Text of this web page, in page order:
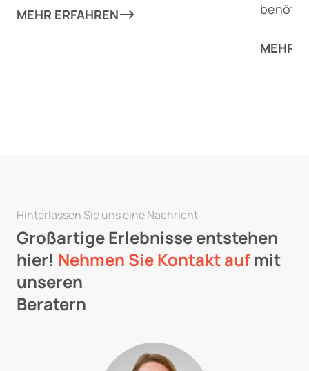
zentrierten Funktionen zu sammeln.
MEHR ERFAHREN
Ihnen
MEHR
Hinterlassen Sie uns eine Nachricht
Großartige Erlebnisse entstehen
hier! Nehmen Sie Kontakt aufmit
unseren
Beratern